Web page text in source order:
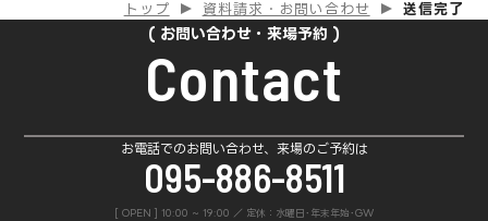
トップ 資料請求・お問い合わせ 送信完了
お問い合わせ・来場予約
Contact
お電話でのお問い合わせ、来場のご予約は
095-886-8511
[ OPEN ] 10:00 ~ 19:00 ／ 定休：水曜日･年末年始･GW